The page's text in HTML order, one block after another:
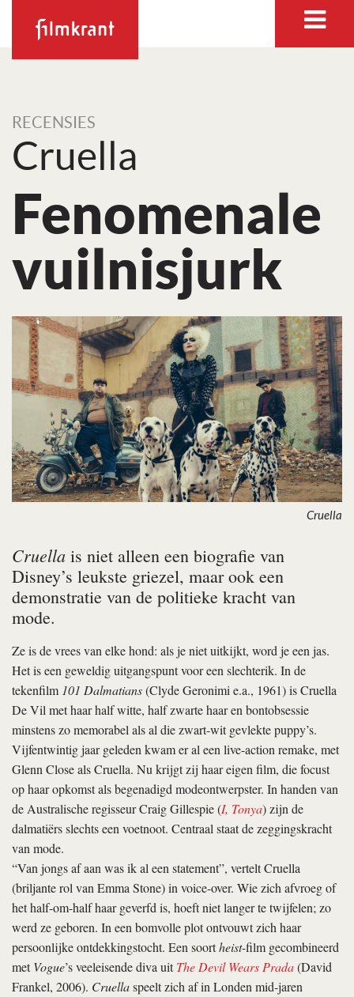
RECENSIES
Cruella
Fenomenale
vuilnisjurk
Cruella
Cruella is niet alleen een biografie van
Disney’s leukste griezel, maar ook een
demonstratie van de politieke kracht van
mode.
Ze is de vrees van elke hond: als je niet uitkijkt, word je een jas.
Het is een geweldig uitgangspunt voor een slechterik. In de
tekenfilm 101 Dalmatians(Clyde Geronimi e.a., 1961) is Cruella
De Vil met haar half witte, half zwarte haar en bontobsessie
minstens zo memorabel als al die zwart-wit gevlekte puppy’s.
Vijfentwintig jaar geleden kwam er al een live-action remake, met
Glenn Close als Cruella. Nu krijgt zij haar eigen film, die focust
op haar opkomst als begenadigd modeontwerpster. In handen van
de Australische regisseur Craig Gillespie (I, Tonya) zijn de
dalmatiërs slechts een voetnoot. Centraal staat de zeggingskracht
van mode.
“Van jongs af aan was ik al een statement”, vertelt Cruella
(briljante rol van Emma Stone) in voice-over. Wie zich afvroeg of
het half-om-half haar geverfd is, hoeft niet langer te twijfelen; zo
werd ze geboren. In een bomvolle plot ontvouwt zich haar
persoonlijke ontdekkingstocht. Een soortheist-film gecombineerd
metVogue’s veeleisende diva uitThe Devil Wears Prada(David
Frankel, 2006). Cruellaspeelt zich af in Londen mid-jaren